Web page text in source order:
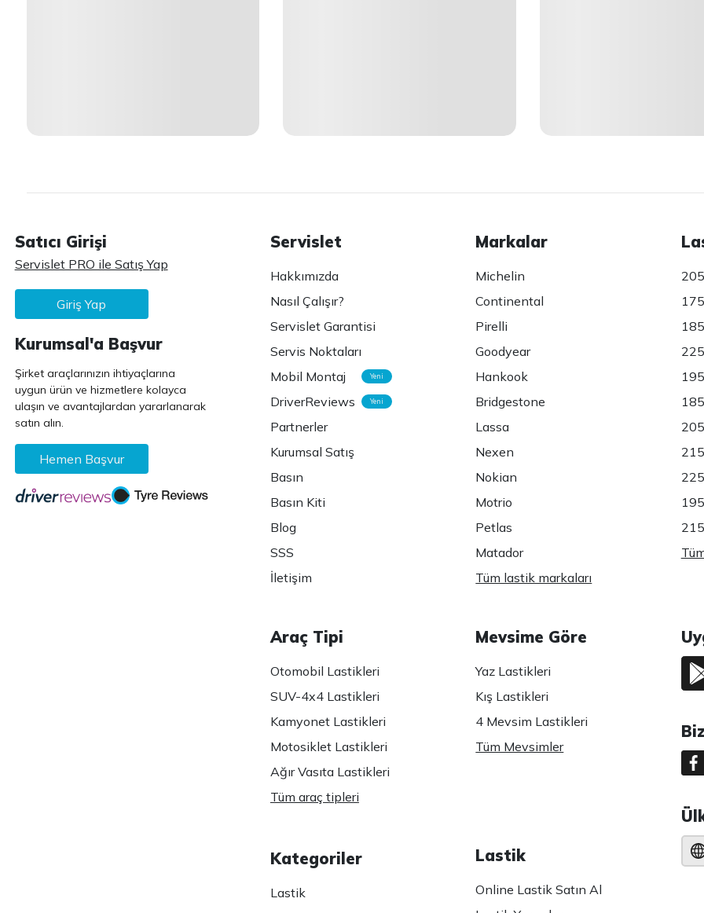
Satıcı Girişi
Servislet PRO ile Satış Yap
Giriş Yap
Kurumsal'a Başvur
Şirket araçlarınızın ihtiyaçlarına
uygun ürün ve hizmetlere kolayca
ulaşın ve avantajlardan yararlanarak
satın alın.
Hemen Başvur
Servislet
Hakkımızda
Nasıl Çalışır?
Servislet Garantisi
Servis Noktaları
Mobil Montaj
Yeni
DriverReviews Yeni
Partnerler
Kurumsal Satış
Basın
Basın Kiti
Blog
SSS
İletişim
Markalar
Michelin
Continental
Pirelli
Goodyear
Hankook
Bridgestone
Lassa
Nexen
Nokian
Motrio
Petlas
Matador
Tüm lastik markaları
Araç Tipi
Otomobil Lastikleri
SUV-4x4 Lastikleri
Kamyonet Lastikleri
Motosiklet Lastikleri
Ağır Vasıta Lastikleri
Tüm araç tipleri
Kategoriler
Lastik
Mevsime Göre
Yaz Lastikleri
Kış Lastikleri
4 Mevsim Lastikleri
Tüm Mevsimler
Lastik
Online Lastik Satın Al